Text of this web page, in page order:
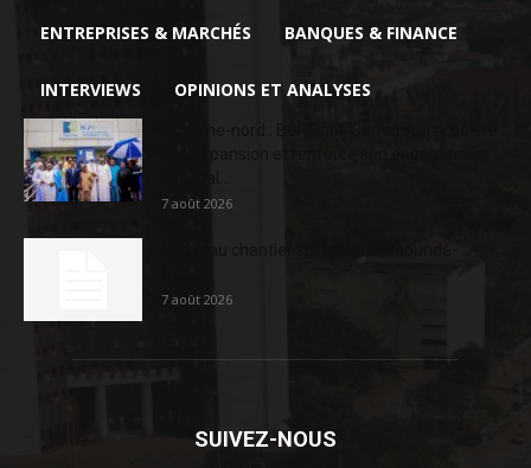
ENTREPRISES & MARCHÉS BANQUES & FINANCE
INTERVIEWS OPINIONS ET ANALYSES
7 août 2026
7 août 2026
SUIVEZ-NOUS